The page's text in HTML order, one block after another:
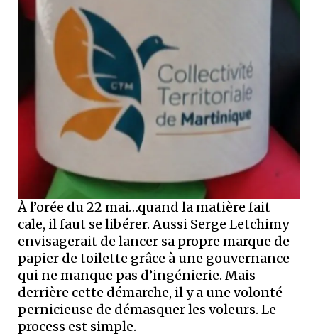
À l’orée du 22 mai…quand la matière fait
cale, il faut se libérer. Aussi Serge Letchimy
envisagerait de lancer sa propre marque de
papier de toilette grâce à une gouvernance
qui ne manque pas d’ingénierie. Mais
derrière cette démarche, il y a une volonté
pernicieuse de démasquer les voleurs. Le
process est simple.